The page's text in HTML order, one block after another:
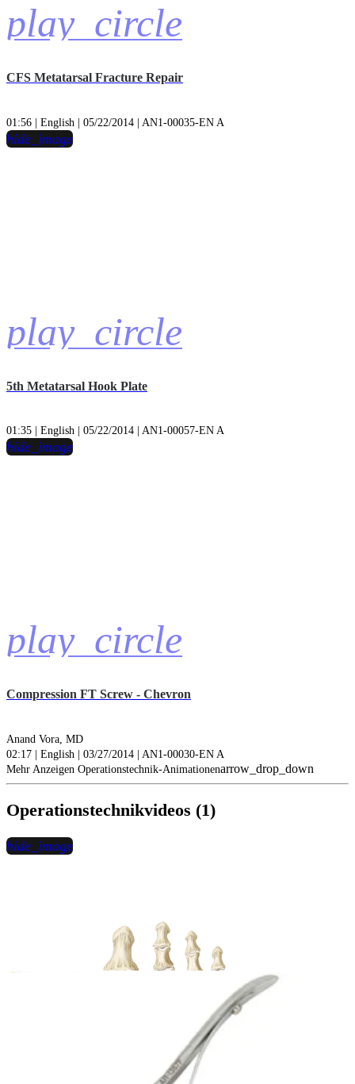
play_circle
CFS Metatarsal Fracture Repair
01:56 | English | 05/22/2014 | AN1-00035-EN A
play_circle
hide_image
5th Metatarsal Hook Plate
01:35 | English | 05/22/2014 | AN1-00057-EN A
play_circle
hide_image
Compression FT Screw - Chevron
Anand Vora, MD
02:17 | English | 03/27/2014 | AN1-00030-EN A
Mehr Anzeigen Operationstechnik-Animationenarrow_drop_down
Operationstechnikvideos (1)
play_circle
hide_image